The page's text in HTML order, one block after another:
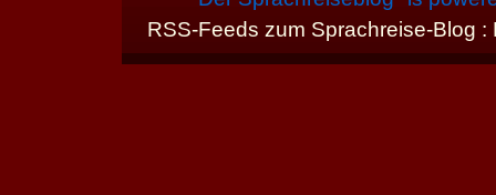
RSS-Feeds zum Sprachreise-Blog :